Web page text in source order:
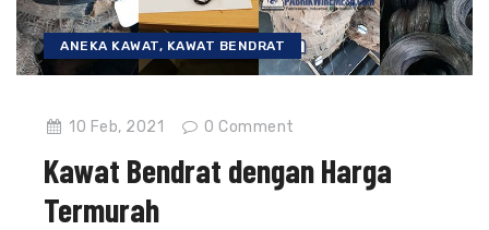
ANEKA KAWAT, KAWAT BENDRAT
10 Feb, 2021 0 Comment
Kawat Bendrat dengan Harga
Termurah